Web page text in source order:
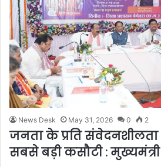
News Desk May 31, 2026 0 2
जनता के प्रति
सबसे बड़ी कसौटी :